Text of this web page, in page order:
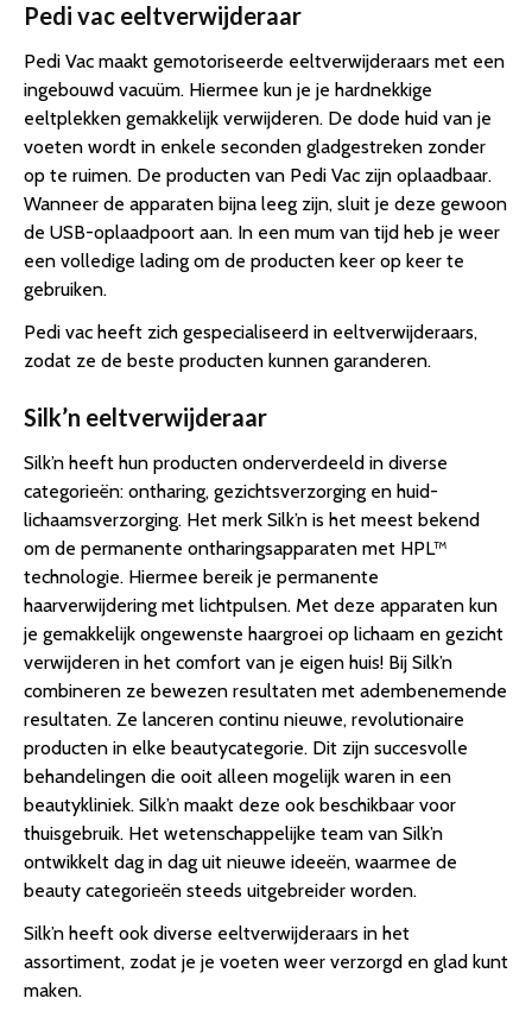
Pedi vac eeltverwijderaar
Pedi Vac maakt gemotoriseerde eeltverwijderaars met een
ingebouwd vacuüm. Hiermee kun je je hardnekkige
eeltplekken gemakkelijk verwijderen. De dode huid van je
voeten wordt in enkele seconden gladgestreken zonder
op te ruimen. De producten van Pedi Vac zijn oplaadbaar.
Wanneer de apparaten bijna leeg zijn, sluit je deze gewoon
de USB-oplaadpoort aan. In een mum van tijd heb je weer
een volledige lading om de producten keer op keer te
gebruiken.
Pedi vac heeft zich gespecialiseerd in eeltverwijderaars,
zodat ze de beste producten kunnen garanderen.
Silk’n eeltverwijderaar
Silk’n heeft hun producten onderverdeeld in diverse
categorieën: ontharing, gezichtsverzorging en huid-
lichaamsverzorging. Het merk Silk’n is het meest bekend
om de permanente ontharingsapparaten met HPL™
technologie. Hiermee bereik je permanente
haarverwijdering met lichtpulsen. Met deze apparaten kun
je gemakkelijk ongewenste haargroei op lichaam en gezicht
verwijderen in het comfort van je eigen huis! Bij Silk’n
combineren ze bewezen resultaten met adembenemende
resultaten. Ze lanceren continu nieuwe, revolutionaire
producten in elke beautycategorie. Dit zijn succesvolle
behandelingen die ooit alleen mogelijk waren in een
beautykliniek. Silk’n maakt deze ook beschikbaar voor
thuisgebruik. Het wetenschappelijke team van Silk’n
ontwikkelt dag in dag uit nieuwe ideeën, waarmee de
beauty categorieën steeds uitgebreider worden.
Silk’n heeft ook diverse eeltverwijderaars in het
assortiment, zodat je je voeten weer verzorgd en glad kunt
maken.